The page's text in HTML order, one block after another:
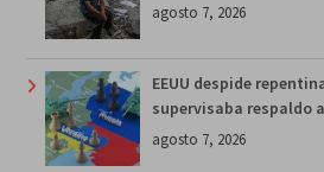
agosto 7, 2026
EEUU despide
supervisaba respaldo
agosto 7, 2026